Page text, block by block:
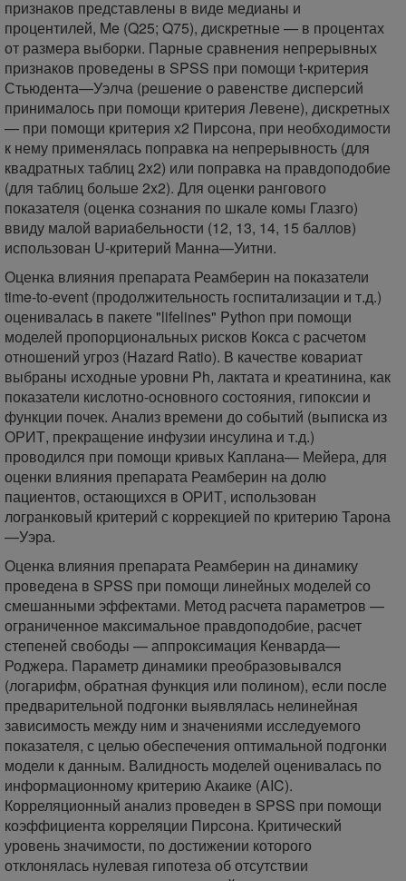
признаков представлены в виде медианы и
процентилей, Me (Q25; Q75), дискретные — в процентах
от размера выборки. Парные сравнения непрерывных
признаков проведены в SPSS при помощи t-критерия
Стьюдента—Уэлча (решение о равенстве дисперсий
принималось при помощи критерия Левене), дискретных
— при помощи критерия х2 Пирсона, при необходимости
к нему применялась поправка на непрерывность (для
квадратных таблиц 2x2) или поправка на правдоподобие
(для таблиц больше 2x2). Для оценки рангового
показателя (оценка сознания по шкале комы Глазго)
ввиду малой вариабельности (12, 13, 14, 15 баллов)
использован U-критерий Манна—Уитни.
Оценка влияния препарата Реамберин на показатели
time-to-event (продолжительность госпитализации и т.д.)
оценивалась в пакете "lifelines" Python при помощи
моделей пропорциональных рисков Кокса с расчетом
отношений угроз (Hazard Ratio). В качестве ковариат
выбраны исходные уровни Ph, лактата и креатинина, как
показатели кислотно-основного состояния, гипоксии и
функции почек. Анализ времени до событий (выписка из
ОРИТ, прекращение инфузии инсулина и т.д.)
проводился при помощи кривых Каплана— Мейера, для
оценки влияния препарата Реамберин на долю
пациентов, остающихся в ОРИТ, использован
логранковый критерий с коррекцией по критерию Тарона
—Уэра.
Оценка влияния препарата Реамберин на динамику
проведена в SPSS при помощи линейных моделей со
смешанными эффектами. Метод расчета параметров —
ограниченное максимальное правдоподобие, расчет
степеней свободы — аппроксимация Кенварда—
Роджера. Параметр динамики преобразовывался
(логарифм, обратная функция или полином), если после
предварительной подгонки выявлялась нелинейная
зависимость между ним и значениями исследуемого
показателя, с целью обеспечения оптимальной подгонки
модели к данным. Валидность моделей оценивалась по
информационному критерию Акаике (AIC).
Корреляционный анализ проведен в SPSS при помощи
коэффициента корреляции Пирсона. Критический
уровень значимости, по достижении которого
отклонялась нулевая гипотеза об отсутствии